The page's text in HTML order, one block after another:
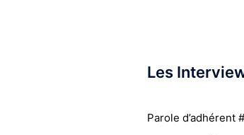
Les
Parole d’adhérent